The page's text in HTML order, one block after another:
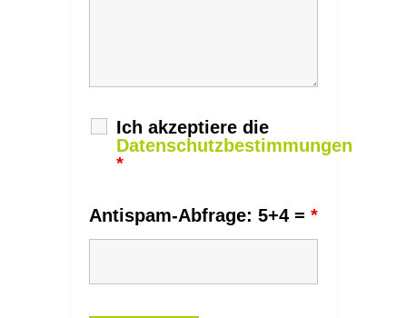
Ich akzeptiere die
Datenschutzbestimmungen
*
Antispam-Abfrage: 5+4 = *